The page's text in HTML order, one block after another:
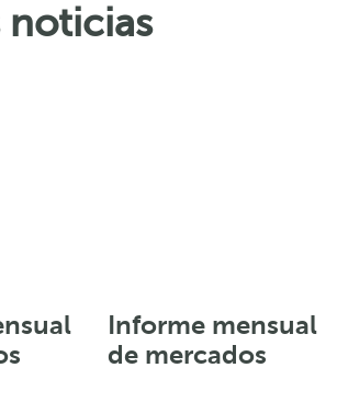
noticias
Informe mensual
de mercados